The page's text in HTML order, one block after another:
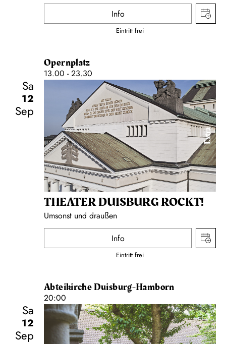
Info
Eintritt frei
Opernplatz
13.00 - 23.30
Sa
12
Sep
Extra
THEATER DUISBURG ROCKT!
Umsonst und draußen
Info
Eintritt frei
Abteikirche Duisburg-Hamborn
20:00
Sa
12
Sep